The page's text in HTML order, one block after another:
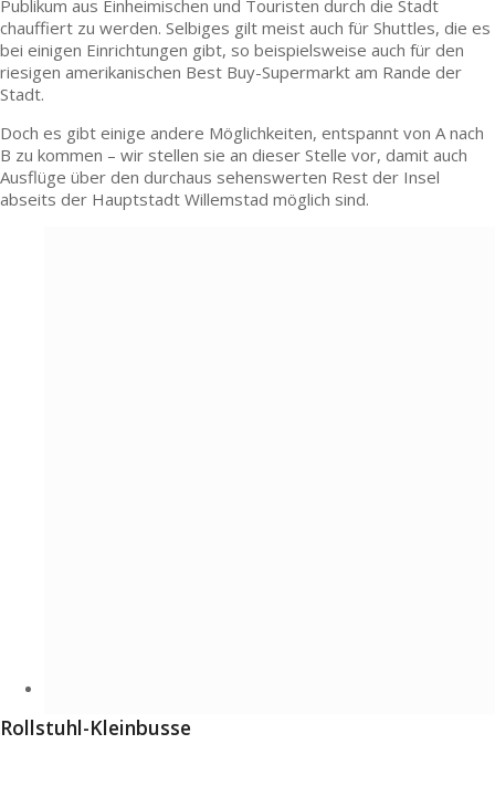
Publikum aus Einheimischen und Touristen durch die Stadt
chauffiert zu werden. Selbiges gilt meist auch für Shuttles, die es
bei einigen Einrichtungen gibt, so beispielsweise auch für den
riesigen amerikanischen Best Buy-Supermarkt am Rande der
Stadt.
Doch es gibt einige andere Möglichkeiten, entspannt von A nach
B zu kommen – wir stellen sie an dieser Stelle vor, damit auch
Ausflüge über den durchaus sehenswerten Rest der Insel
abseits der Hauptstadt Willemstad möglich sind.
Rollstuhl-Kleinbusse